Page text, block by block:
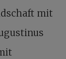
mit